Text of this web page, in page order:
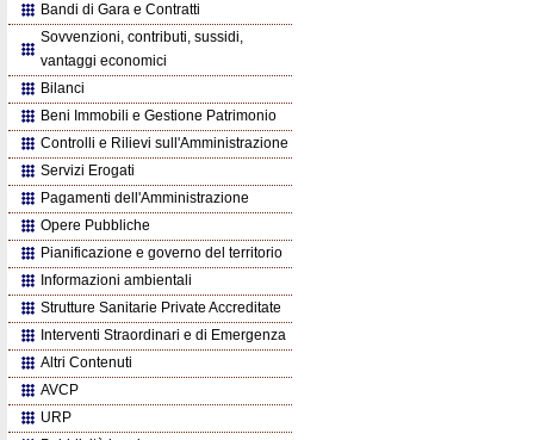
Bandi di Gara e Contratti
Sovvenzioni, contributi, sussidi,
vantaggi economici
Bilanci
Beni Immobili e Gestione Patrimonio
Controlli e Rilievi sull'Amministrazione
Servizi Erogati
Pagamenti dell'Amministrazione
Opere Pubbliche
Pianificazione e governo del territorio
Informazioni ambientali
Strutture Sanitarie Private Accreditate
Interventi Straordinari e di Emergenza
Altri Contenuti
AVCP
URP